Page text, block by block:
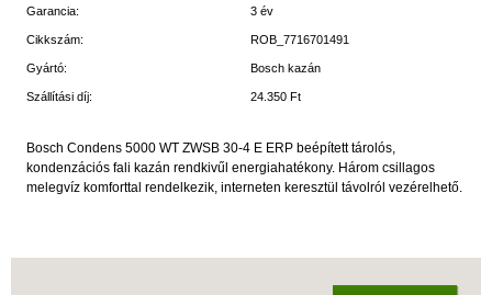
Garancia: 3 év
Cikkszám: ROB_7716701491
Gyártó: Bosch kazán
Szállítási díj: 24.350 Ft
Bosch Condens 5000 WT ZWSB 30-4 E ERP beépített tárolós,
kondenzációs fali kazán rendkivűl energiahatékony. Három csillagos
melegvíz komforttal rendelkezik, interneten keresztül távolról vezérelhető.